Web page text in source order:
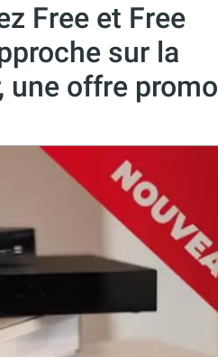
Free et Free
sur la
une offre promo